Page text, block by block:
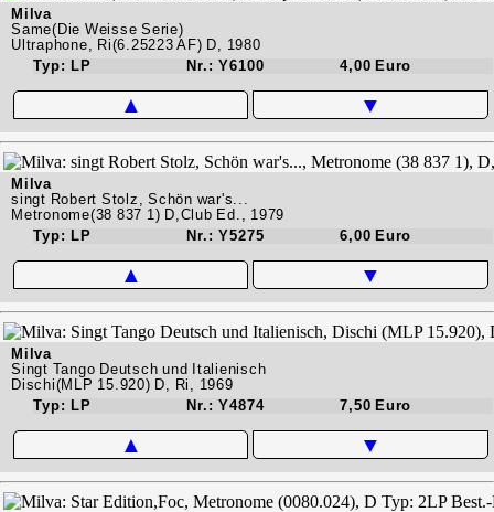
Milva
Same(Die Weisse Serie)
Ultraphone, Ri(6.25223 AF) D, 1980
Typ: LP
Nr.: Y6100 4,00 Euro
▲ ▼
Milva
singt Robert Stolz, Schön war's...
Metronome(38 837 1) D,Club Ed., 1979
Typ: LP
Nr.: Y5275 6,00 Euro
▲ ▼
Milva
Singt Tango Deutsch und Italienisch
Dischi(MLP 15.920) D, Ri, 1969
Typ: LP
Nr.: Y4874 7,50 Euro
▲ ▼